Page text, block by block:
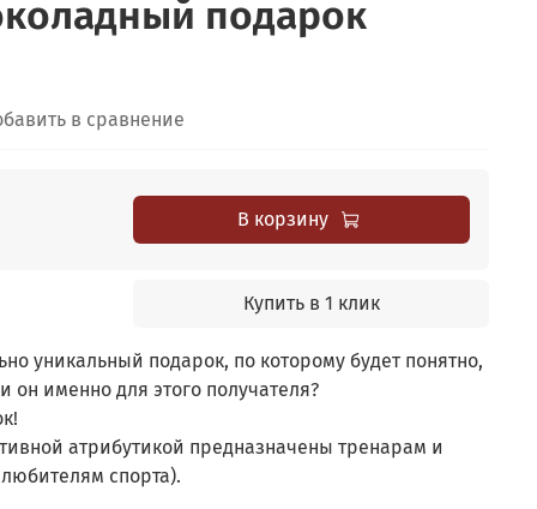
подарок
в сравнение
В корзину
Купить в 1 клик
уникальный подарок, по которому будет понятно,
он именно для этого получателя?
атрибутикой предназначены тренарам и
спорта).